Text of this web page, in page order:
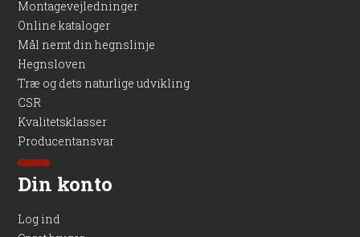
Montagevejledninger
Online kataloger
Mål nemt din hegnslinje
Hegnsloven
Træ og dets naturlige udvikling
CSR
Kvalitetsklasser
Producentansvar
Din konto
Log ind